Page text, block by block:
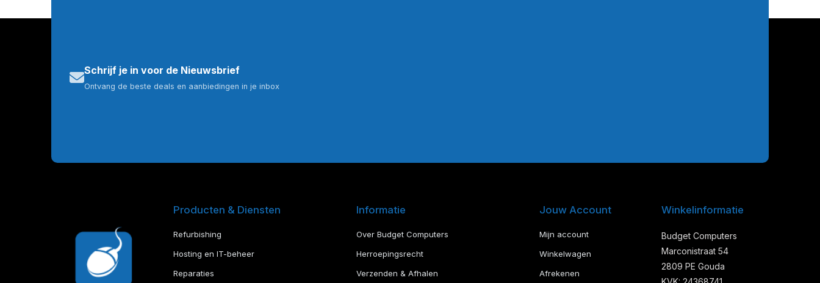
Schrijf je in voor de Nieuwsbrief
Ontvang de beste deals en aanbiedingen in je inbox
Producten & Diensten
Refurbishing
Hosting en IT-beheer
Reparaties
Informatie
Over Budget Computers
Herroepingsrecht
Verzenden & Afhalen
Jouw Account
Mijn account
Winkelwagen
Afrekenen
Winkelinformatie
Budget Computers
Marconistraat 54
2809 PE Gouda